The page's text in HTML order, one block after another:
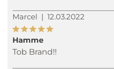
Marcel | 12.03.2022
Hamme
Tob Brand!!